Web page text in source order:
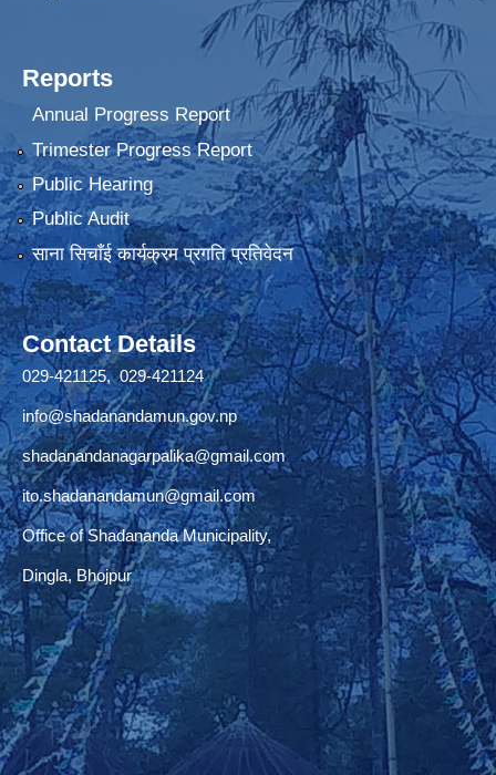
Reports
Annual Progress Report
Trimester Progress Report
Public Hearing
Public Audit
साना सिचाँई कार्यक्रम प्रगति प्रतिवेदन
Contact Details
029-421125, 029-421124
info@shadanandamun.gov.np
shadanandanagarpalika@gmail.com
ito.shadanandamun@gmail.com
Office of Shadananda Municipality,
Dingla, Bhojpur